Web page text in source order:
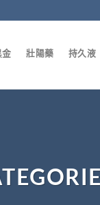
金 壯陽藥 持久液